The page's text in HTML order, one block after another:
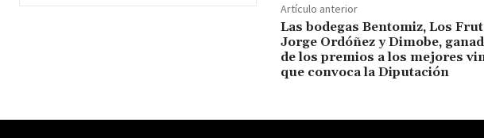
Artículo anterior
Las bodegas Bentomiz, Los
Jorge Ordóñez y Dimobe,
de los premios a los mejores
que convoca la Diputación